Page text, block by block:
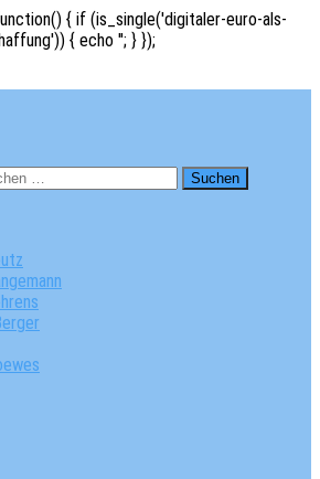
{ if (is_single('digitaler-euro-als-
{ echo ''; } });